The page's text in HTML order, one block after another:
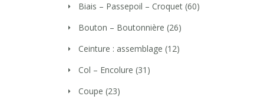
Biais – Passepoil – Croquet (60)
Bouton – Boutonnière (26)
Ceinture : assemblage (12)
Col – Encolure (31)
Coupe (23)